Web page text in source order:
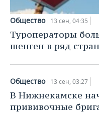
Общество 13 сен, 04:35
Туроператоры
шенген в ряд
Общество 13 сен, 03:27
В Нижнекамске
прививочные